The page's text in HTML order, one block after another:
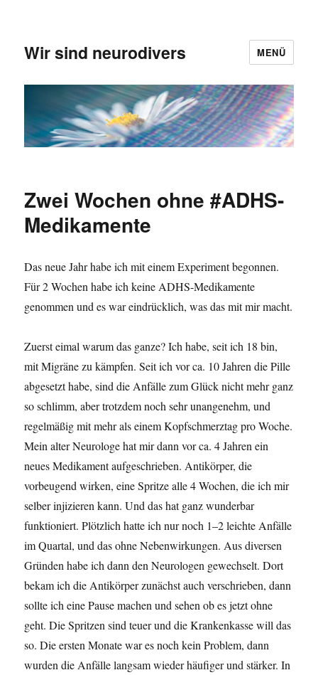
Wir sind neurodivers MENÜ
Zwei Wochen ohne #ADHS-
Medikamente
Das neue Jahr habe ich mit einem Experiment begonnen.
Für 2 Wochen habe ich keine ADHS-Medikamente
genommen und es war eindrücklich, was das mit mir macht.
Zuerst eimal warum das ganze? Ich habe, seit ich 18 bin,
mit Migräne zu kämpfen. Seit ich vor ca. 10 Jahren die Pille
abgesetzt habe, sind die Anfälle zum Glück nicht mehr ganz
so schlimm, aber trotzdem noch sehr unangenehm, und
regelmäßig mit mehr als einem Kopfschmerztag pro Woche.
Mein alter Neurologe hat mir dann vor ca. 4 Jahren ein
neues Medikament aufgeschrieben. Antikörper, die
vorbeugend wirken, eine Spritze alle 4 Wochen, die ich mir
selber injizieren kann. Und das hat ganz wunderbar
funktioniert. Plötzlich hatte ich nur noch 1–2 leichte Anfälle
im Quartal, und das ohne Nebenwirkungen. Aus diversen
Gründen habe ich dann den Neurologen gewechselt. Dort
bekam ich die Antikörper zunächst auch verschrieben, dann
sollte ich eine Pause machen und sehen ob es jetzt ohne
geht. Die Spritzen sind teuer und die Krankenkasse will das
so. Die ersten Monate war es noch kein Problem, dann
wurden die Anfälle langsam wieder häufiger und stärker. In